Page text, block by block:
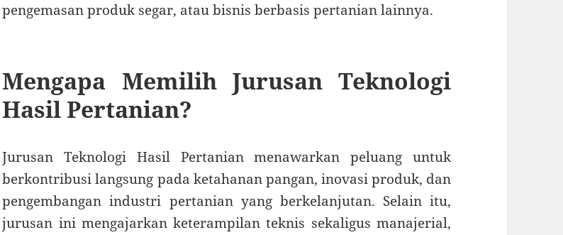
pengemasan produk segar, atau bisnis berbasis pertanian lainnya.
Mengapa Memilih Jurusan Teknologi
Hasil Pertanian?
Jurusan Teknologi Hasil Pertanian menawarkan peluang untuk
berkontribusi langsung pada ketahanan pangan, inovasi produk, dan
pengembangan industri pertanian yang berkelanjutan. Selain itu,
jurusan ini mengajarkan keterampilan teknis sekaligus manajerial,